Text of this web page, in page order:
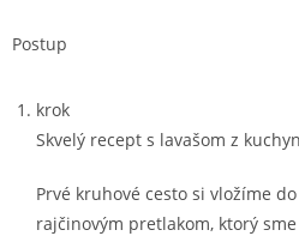
Postup
krok
Skvelý recept s lavašom z
Prvé kruhové cesto si vložíme
rajčinovým pretlakom, ktorý